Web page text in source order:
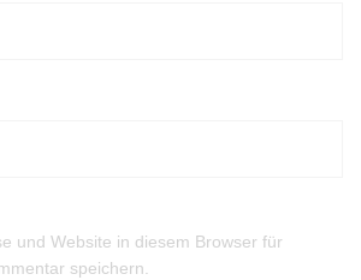
und Website in diesem Browser für
speichern.